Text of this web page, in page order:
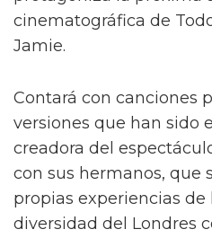
cinematográfica de
Jamie.
Contará con canciones
versiones que han sido
creadora del
con sus hermanos, que
propias experiencias de
diversidad del Londres